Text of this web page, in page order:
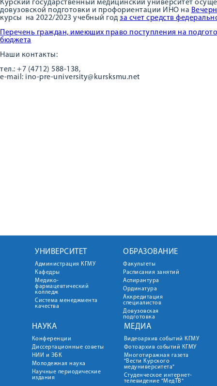
Курский государственный медицинский университет
довузовской подготовки и профориентации ИНО на
курсы на 2022/2023 учебный год за счет средств
Перечень граждан, имеющих право поступления на
бюджета
Наши контакты:
тел.: +7 (4712) 588-138,
e-mail: ino-pre-university@kursksmu.net
УНИВЕРСИТЕТ
Администрация КГМУ
Кафедры
Медико-
фармацевтический
колледж
Система менеджмента
качества
ОБРАЗОВАНИЕ
Факультеты
Расписания занятий
Аспирантура
Ординатура
Аккредитация
специалистов
Довузовская
подготовка
НАУКА
Конференции
Диссертационные советы
НИИ и ЭБК
Молодежная наука
Научные периодические
издания
МЕДИА
Видеоархив событий КГМУ
Фотоархив событий КГМУ
Многотиражная газета
"Вести Курского
медуниверситета"
Студенческое интернет-
телевидение "МедТВ"